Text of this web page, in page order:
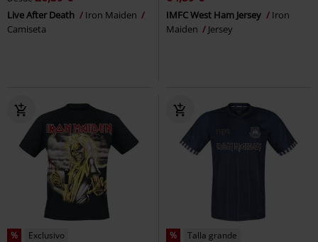
Live After Death
Iron Maiden
Camiseta
IMFC West Ham Jersey
Iron
Maiden
Jersey
% Exclusivo % Talla grande